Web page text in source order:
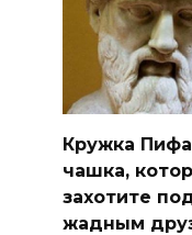
Кружка
чашка,
захотите
жадным